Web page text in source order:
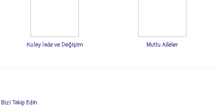
Kolay İade ve Değişim Mutlu Aileler
Bizi Takip Edin